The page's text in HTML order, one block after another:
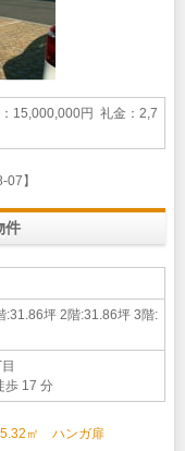
15,000,000円 礼金：2,7
07】
件
:31.86坪 2階:31.86坪 3階:
歩 17 分
㎡ ハンガ扉